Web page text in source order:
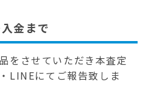
金まで
をさせていただき本査定
LINEにてご報告致しま